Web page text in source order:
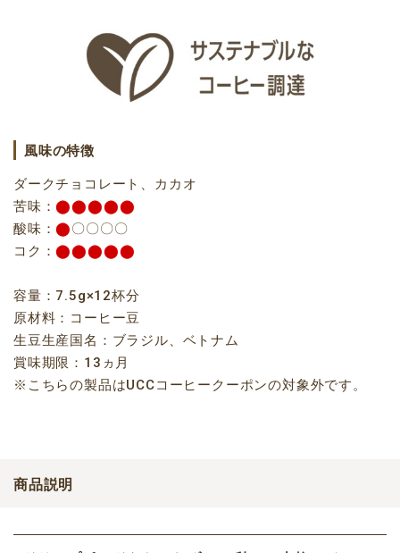
風味の特徴
ダークチョコレート、カカオ
苦味：⬤⬤⬤⬤⬤
酸味：⬤〇〇〇〇
コク：⬤⬤⬤⬤⬤
容量：7.5g×12杯分
原材料：コーヒー豆
生豆生産国名：ブラジル、ベトナム
賞味期限：13ヵ月
※こちらの製品はUCCコーヒークーポンの対象外です。
商品説明